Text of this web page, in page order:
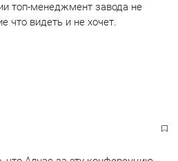
топ-менеджмент завода не
что видеть и не хочет.